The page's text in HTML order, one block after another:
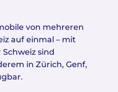
von mehreren
auf einmal – mit
sind
in Zürich, Genf,